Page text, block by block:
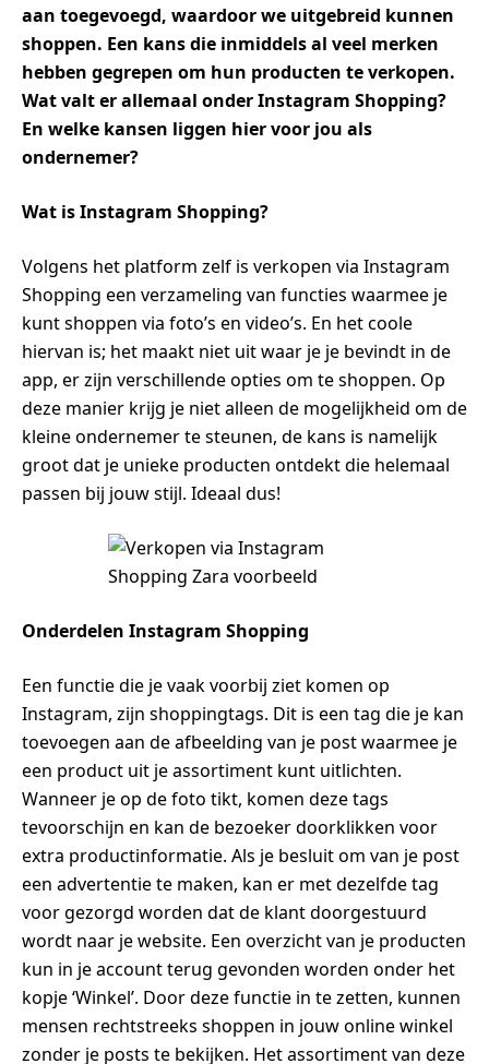
aan toegevoegd, waardoor we uitgebreid kunnen
shoppen. Een kans die inmiddels al veel merken
hebben gegrepen om hun producten te verkopen.
Wat valt er allemaal onder Instagram Shopping?
En welke kansen liggen hier voor jou als
ondernemer?
Wat is Instagram Shopping?
Volgens het platform zelf is verkopen via Instagram
Shopping een verzameling van functies waarmee je
kunt shoppen via foto’s en video’s. En het coole
hiervan is; het maakt niet uit waar je je bevindt in de
app, er zijn verschillende opties om te shoppen. Op
deze manier krijg je niet alleen de mogelijkheid om de
kleine ondernemer te steunen, de kans is namelijk
groot dat je unieke producten ontdekt die helemaal
passen bij jouw stijl. Ideaal dus!
Onderdelen Instagram Shopping
Een functie die je vaak voorbij ziet komen op
Instagram, zijn shoppingtags. Dit is een tag die je kan
toevoegen aan de afbeelding van je post waarmee je
een product uit je assortiment kunt uitlichten.
Wanneer je op de foto tikt, komen deze tags
tevoorschijn en kan de bezoeker doorklikken voor
extra productinformatie. Als je besluit om van je post
een advertentie te maken, kan er met dezelfde tag
voor gezorgd worden dat de klant doorgestuurd
wordt naar je website. Een overzicht van je producten
kun in je account terug gevonden worden onder het
kopje ‘Winkel’. Door deze functie in te zetten, kunnen
mensen rechtstreeks shoppen in jouw online winkel
zonder je posts te bekijken. Het assortiment van deze